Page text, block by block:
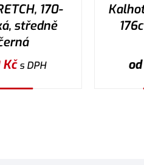
170-
středně
Kčs DPH